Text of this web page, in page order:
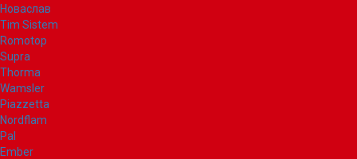
Новаслав
Tim Sistem
Romotop
Supra
Thorma
Wamsler
Piazzetta
Nordflam
Pal
Ember